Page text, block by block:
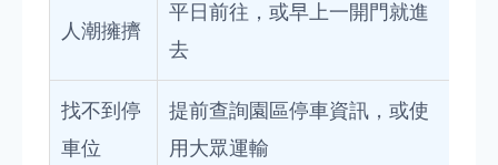
人潮擁擠
平日前往，或早上一開門就進
去
找不到停
車位
提前查詢園區停車資訊，或使
用大眾運輸